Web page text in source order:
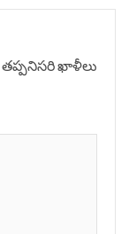
తప్పనిసరి ఖాళీలు